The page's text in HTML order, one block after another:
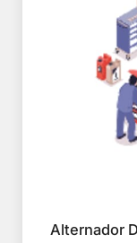
Alternador